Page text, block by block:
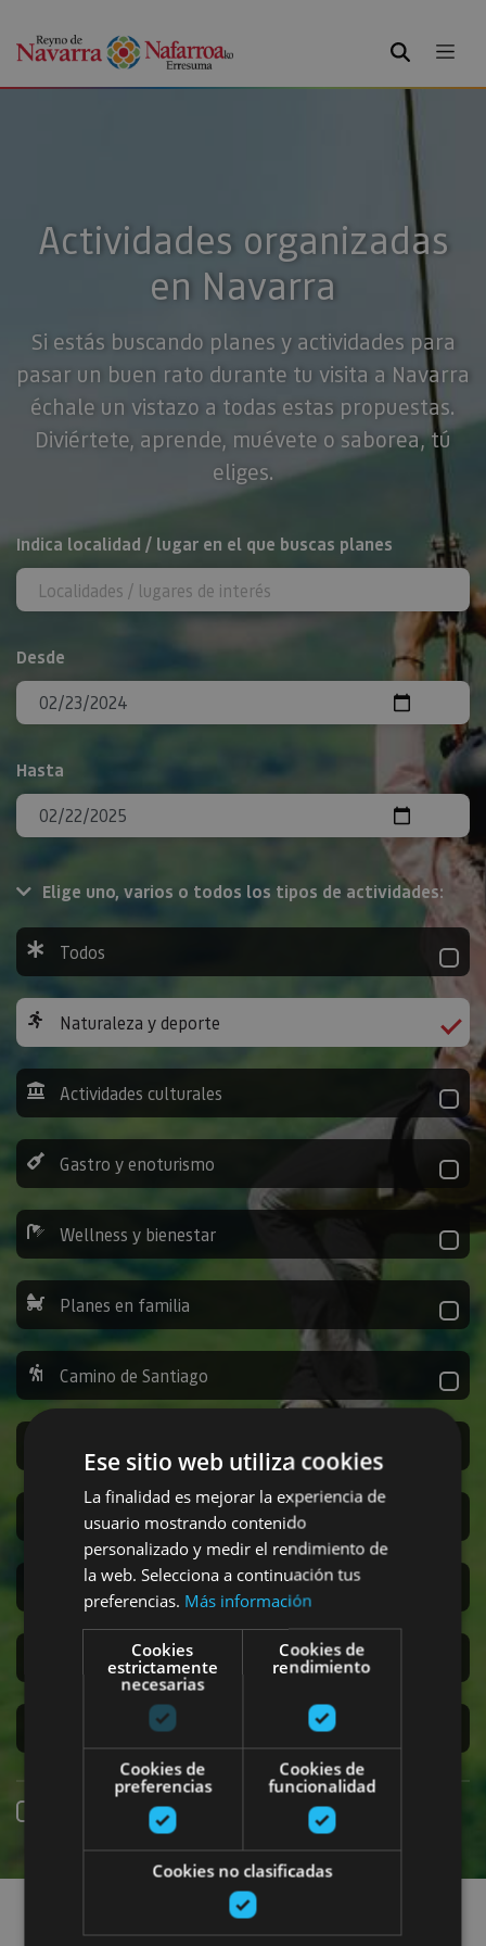
BUSCAR
Actividades organizadas
en Navarra
Si estás buscando planes y actividades para
pasar un buen rato durante tu visita a Navarra
échale un vistazo a todas estas propuestas.
Diviértete, aprende, muévete o saborea, tú
eliges.
BUSCAR
Indica localidad / lugar en el que buscas planes
Desde
Hasta
Elige uno, varios o todos los tipos de actividades:
Todos
Naturaleza y deporte
Actividades culturales
Gastro y enoturismo
Wellness y bienestar
Planes en familia
Camino de Santiago
San Fermín
Accesibilidad
Turismo regenerativo
Experiencias exclusivas
Reserva online
Encuentra planes
Ese sitio web utiliza cookies
La finalidad es mejorar la experiencia de
usuario mostrando contenido
personalizado y medir el rendimiento de
la web. Selecciona a continuación tus
preferencias. Más información
Cookies
estrictamente
necesarias
Cookies de
rendimiento
Cookies de
preferencias
Cookies de
funcionalidad
Cookies no clasificadas